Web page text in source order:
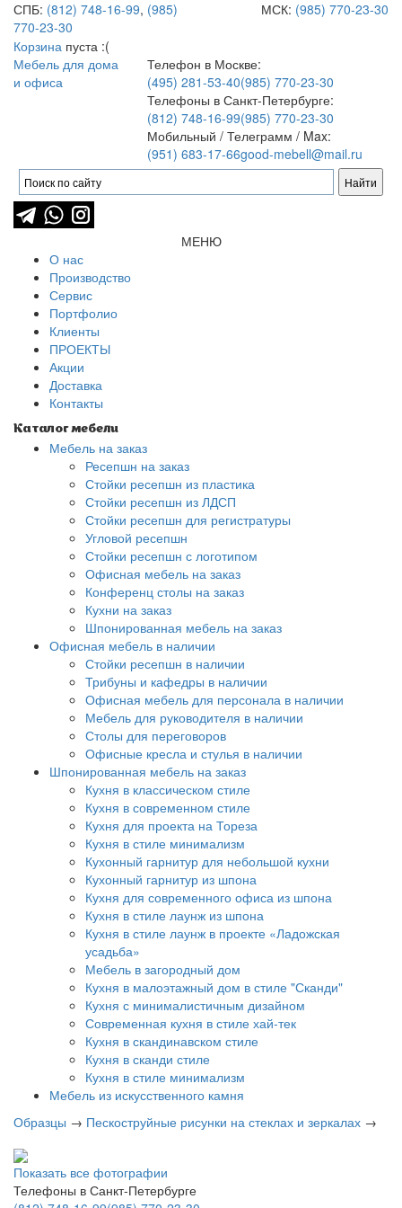
СПБ: (812) 748-16-99, (985)
770-23-30
МСК: (985) 770-23-30
Корзина пуста :(
Мебель для дома
и офиса
Телефон в Москве:
(495) 281-53-40(985) 770-23-30
Телефоны в Санкт-Петербурге:
(812) 748-16-99(985) 770-23-30
Мобильный / Телеграмм / Max:
(951) 683-17-66good-mebell@mail.ru
МЕНЮ
О нас
Производство
Сервис
Портфолио
Клиенты
ПРОЕКТЫ
Акции
Доставка
Контакты
Каталог мебели
Мебель на заказ
Ресепшн на заказ
Стойки ресепшн из пластика
Стойки ресепшн из ЛДСП
Стойки ресепшн для регистратуры
Угловой ресепшн
Стойки ресепшн с логотипом
Офисная мебель на заказ
Конференц столы на заказ
Кухни на заказ
Шпонированная мебель на заказ
Офисная мебель в наличии
Стойки ресепшн в наличии
Трибуны и кафедры в наличии
Офисная мебель для персонала в наличии
Мебель для руководителя в наличии
Столы для переговоров
Офисные кресла и стулья в наличии
Шпонированная мебель на заказ
Кухня в классическом стиле
Кухня в современном стиле
Кухня для проекта на Тореза
Кухня в стиле минимализм
Кухонный гарнитур для небольшой кухни
Кухонный гарнитур из шпона
Кухня для современного офиса из шпона
Кухня в стиле лаунж из шпона
Кухня в стиле лаунж в проекте «Ладожская
усадьба»
Мебель в загородный дом
Кухня в малоэтажный дом в стиле "Сканди"
Кухня с минималистичным дизайном
Современная кухня в стиле хай-тек
Кухня в скандинавском стиле
Кухня в сканди стиле
Кухня в стиле минимализм
Мебель из искусственного камня
Образцы → Пескоструйные рисунки на стеклах и зеркалах →
Показать все фотографии
Телефоны в Санкт-Петербурге